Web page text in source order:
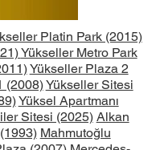
Platin Park (2015)
Yükseller Metro Park
Yükseller Plaza 2
(2008)Yükseller Sitesi
Yüksel Apartmanı
Sitesi (2025) Alkan
Mahmutoğlu